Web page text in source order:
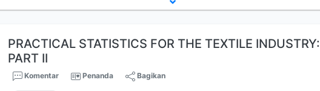
PRACTICAL STATISTICS FOR THE TEXTILE INDUSTRY:
PART II
Komentar Penanda Bagikan